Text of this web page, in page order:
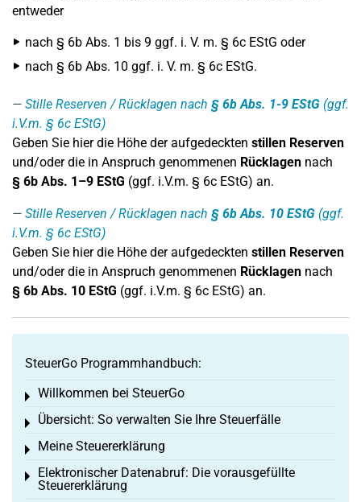
entweder
nach § 6b Abs. 1 bis 9 ggf. i. V. m. § 6c EStG oder
nach § 6b Abs. 10 ggf. i. V. m. § 6c EStG.
Stille Reserven / Rücklagen nach § 6b Abs. 1-9 EStG (ggf.
i.V.m. § 6c EStG)
Geben Sie hier die Höhe der aufgedeckten stillen Reserven
und/oder die in Anspruch genommenen Rücklagen nach
§ 6b Abs. 1–9 EStG (ggf. i.V.m. § 6c EStG) an.
Stille Reserven / Rücklagen nach § 6b Abs. 10 EStG (ggf.
i.V.m. § 6c EStG)
Geben Sie hier die Höhe der aufgedeckten stillen Reserven
und/oder die in Anspruch genommenen Rücklagen nach
§ 6b Abs. 10 EStG (ggf. i.V.m. § 6c EStG) an.
SteuerGo Programmhandbuch:
Willkommen bei SteuerGo
Toggle menu
Übersicht: So verwalten Sie Ihre Steuerfälle
Toggle menu
Meine Steuererklärung
Toggle menu
Elektronischer Datenabruf: Die vorausgefüllte
Steuererklärung
Toggle menu